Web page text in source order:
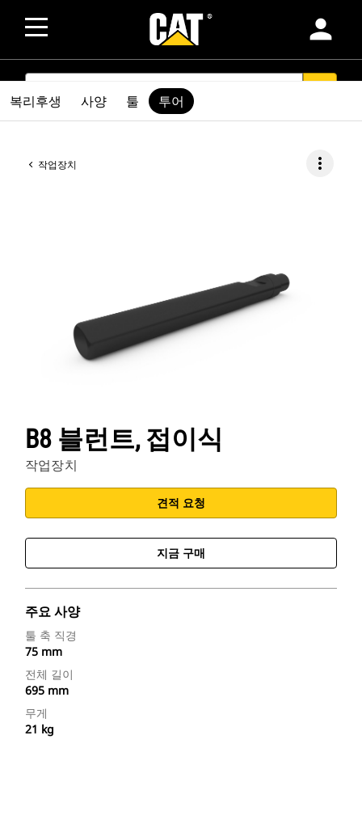
person
SEARCH
작업장치 more_vert
B8 블런트, 접이식
작업장치
견적 요청
지금 구매
주요 사양
툴 축 직경
75 mm
전체 길이
695 mm
무게
21 kg
복리후생 사양 툴 투어